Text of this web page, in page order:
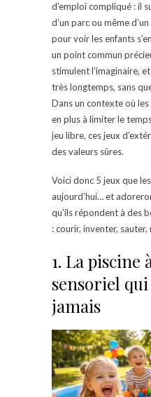
d’emploi compliqué : il
d’un parc ou même
pour voir les enfants
un point commun
stimulent l’imaginaire,
très longtemps, sans
Dans un contexte où
en plus à limiter le
jeu libre, ces jeux
des valeurs sûres.
Voici donc 5 jeux que
aujourd’hui… et
qu’ils répondent à des
: courir, inventer,
1. La piscine
sensoriel
jamais